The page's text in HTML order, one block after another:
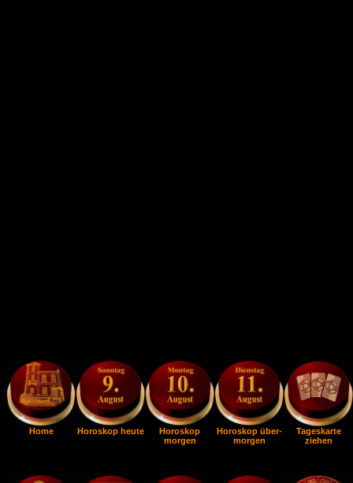
Home Horoskop heute
Horoskop
morgen
Horoskop über-
morgen
Tageskarte
ziehen